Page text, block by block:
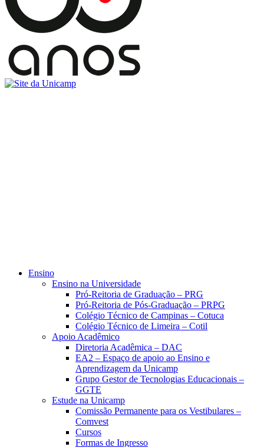
Ensino
Ensino na Universidade
Pró-Reitoria de Graduação – PRG
Pró-Reitoria de Pós-Graduação – PRPG
Colégio Técnico de Campinas – Cotuca
Colégio Técnico de Limeira – Cotil
Apoio Acadêmico
Diretoria Acadêmica – DAC
EA2 – Espaço de apoio ao Ensino e
Aprendizagem da Unicamp
Grupo Gestor de Tecnologias Educacionais –
GGTE
Estude na Unicamp
Comissão Permanente para os Vestibulares –
Comvest
Cursos
Formas de Ingresso